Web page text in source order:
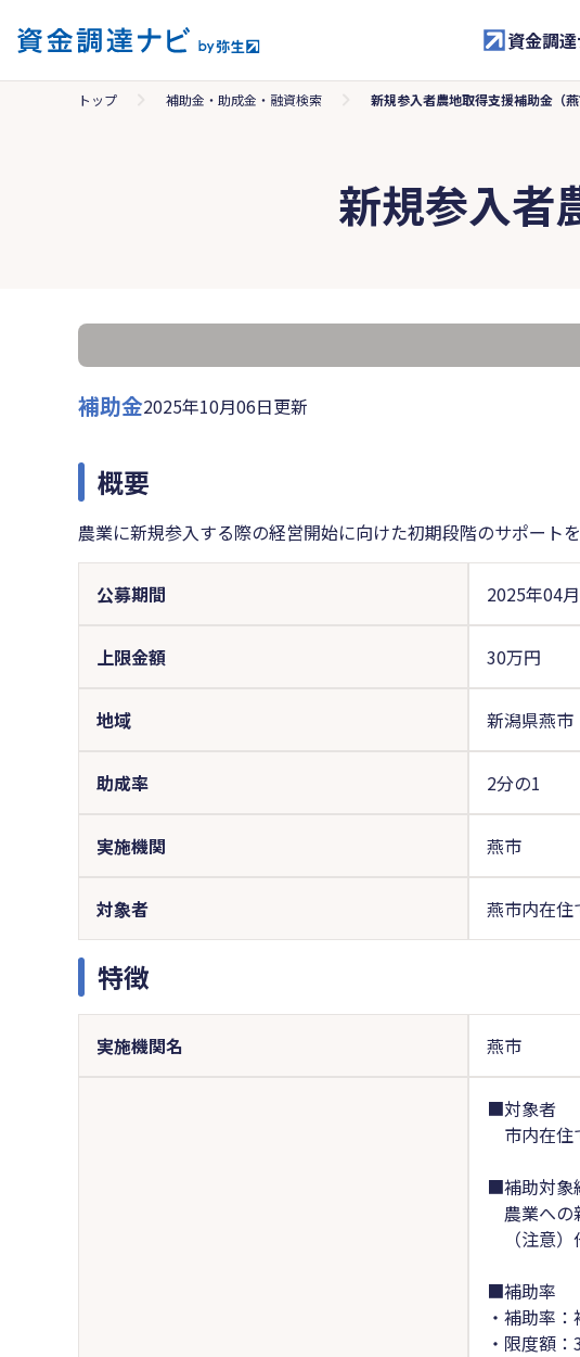
資金調
トップ 補助金・助成金・融資検索 新規参入者農地取得支援補助金（燕
新規参入者
補助金2025年10月06日更新
概要
農業に新規参入する際の経営開始に向けた初期段階のサポート
公募期間 2025年04
上限金額 30万円
地域 新潟県燕市
助成率 2分の1
実施機関 燕市
対象者 燕市内在住
特徴
実施機関名 燕市
■対象者
市内在住
■補助対象
農業への
（注意）
■補助率
・補助率
・限度額